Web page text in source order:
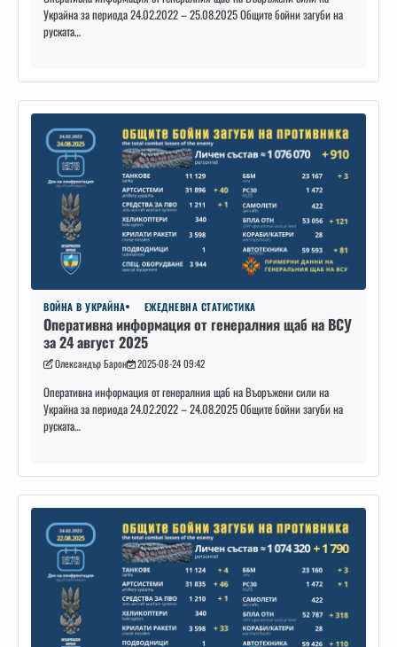
Украйна за периода 24.02.2022 – 25.08.2025 Общите бойни загуби на
руската…
ВОЙНА В УКРАЙНА ЕЖЕДНЕВНА СТАТИСТИКА
Оперативна информация от генералния щаб на ВСУ
за 24 август 2025
Олександър Барон 2025-08-24 09:42
Оперативна информация от генералния щаб на Въоръжени сили на
Украйна за периода 24.02.2022 – 24.08.2025 Общите бойни загуби на
руската…